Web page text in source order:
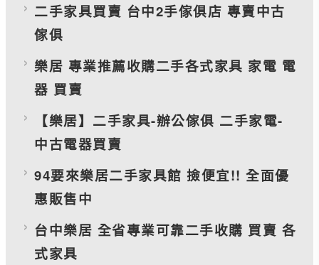
二手家具買賣 台中2手傢俱店 專賣中古
傢俱
樂居 專業推薦收購二手各式家具 家電 電
器 買賣
【樂居】二手家具-辦公傢俱 二手家電-
中古電器買賣
94要來樂居二手家具館 撿便宜!! 全面優
惠販售中
台中樂居 全省專業可靠二手收購 買賣 各
式家具